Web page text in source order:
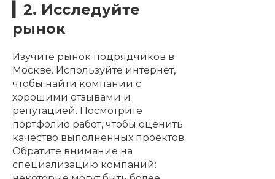
▎2. Исследуйте
рынок
Изучите рынок подрядчиков в
Москве. Используйте интернет,
чтобы найти компании с
хорошими отзывами и
репутацией. Посмотрите
портфолио работ, чтобы оценить
качество выполненных проектов.
Обратите внимание на
специализацию компаний: